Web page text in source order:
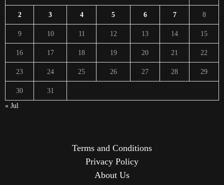
2 3 4 5 6 7 8
9 10 11 12 13 14 15
16 17 18 19 20 21 22
23 24 25 26 27 28 29
30
31
« Jul
Terms and Conditions
Privacy Policy
About Us